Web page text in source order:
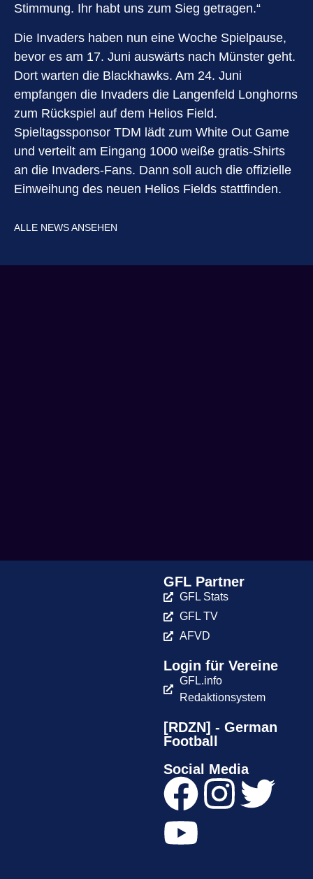
Stimmung. Ihr habt uns zum Sieg getragen.“
Die Invaders haben nun eine Woche Spielpause,
bevor es am 17. Juni auswärts nach Münster geht.
Dort warten die Blackhawks. Am 24. Juni
empfangen die Invaders die Langenfeld Longhorns
zum Rückspiel auf dem Helios Field.
Spieltagssponsor TDM lädt zum White Out Game
und verteilt am Eingang 1000 weiße gratis-Shirts
an die Invaders-Fans. Dann soll auch die offizielle
Einweihung des neuen Helios Fields stattfinden.
ALLE NEWS ANSEHEN
GFL Partner
GFL Stats
GFL TV
AFVD
Login für Vereine
GFL.info
Redaktionsystem
[RDZN] - German
Football
Social Media